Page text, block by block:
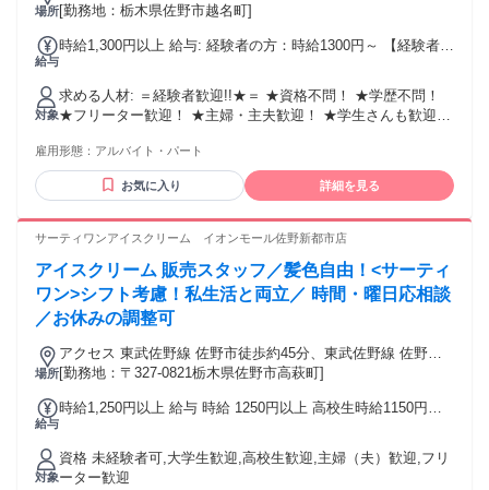
場所
ルから徒歩で3分 ※車通勤OK（ガソリン代全額支給）
[勤務地：栃木県佐野市越名町]
給与
時給1,300円以上 給与: 経験者の方：時給1300円～ 【経験者の
実働6時間×月9日勤務の場合
対象
求める人材: ＝経験者歓迎!!★＝ ★資格不問！ ★学歴不問！
★フリーター歓迎！ ★主婦・主夫歓迎！ ★学生さんも歓迎！
他店で働くスタッフの声！ ＼ ★20代女性 アパレルの経験は
ありませんでしたが、 旅行が大好きなので スーツケースとか
旅行小物を取り扱ってる こちらのお店に興味がありました。
立ちながら少しずつ覚えました◎ 接客をしていて分からない
も心強いんです！ シフトも希望休など相談に乗ってくれて 働
きやすい職場です♪ ／ 働くスタッフの声！ ＼ ★30代女性 以
前はブランド服の販売をしていました。 子育てが落ち着いて
きたので また販売の仕事がしたくて… 子供を学童に預けてい
るので ある程度しっかり稼げる上、 勤務日数や時間を調整で
きる この仕事に決めました！ 久し振りの仕事復帰だったので
れば しっかりと評価もしてもらえます◎ 私服勤務なので自分
雇用形態： アルバイト・パート
お気に入り 詳細を見る
サーティワンアイスクリーム イオンモール佐野新都市店
アイスクリーム 販売スタッフ／髪色自由！<サーティ
ワン>シフト考慮！私生活と両立／ 時間・曜日応相談
／お休みの調整可
場所
アクセス 東武佐野線 佐野市徒歩約45分、東武佐野線 佐野南
口徒歩約49分、ＪＲ両毛線 佐野南口徒歩約49分 バス停「イオ
[勤務地：〒327-0821栃木県佐野市高萩町]
給与
時給1,250円以上 給与 時給 1250円以上 高校生時給1150円以
対象
資格 未経験者可,大学生歓迎,高校生歓迎,主婦（夫）歓迎,フリ
ーター歓迎